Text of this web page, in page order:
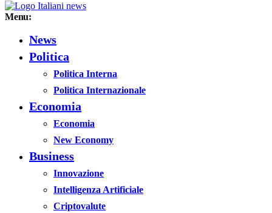
Menu:
News
Politica
Politica Interna
Politica Internazionale
Economia
Economia
New Economy
Business
Innovazione
Intelligenza Artificiale
Criptovalute